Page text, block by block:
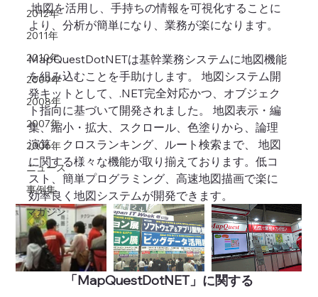
2012年
2011年
2010年
2009年
2008年
2007年
2006年
ニュース
事例集
マガジン
地図を活用し、手持ちの情報を可視化することに
より、分析が簡単になり、業務が楽になります。
MapQuestDotNETは基幹業務システムに地図機能
を組み込むことを手助けします。 地図システム開
発キットとして、.NET完全対応かつ、オブジェク
ト指向に基づいて開発されました。 地図表示・編
集、縮小・拡大、スクロール、色塗りから、論理
演算、クロスランキング、ルート検索まで、 地図
に関する様々な機能が取り揃えております。低コ
スト、簡単プログラミング、高速地図描画で楽に
効率良く地図システムが開発できます。
「MapQuestDotNET」に関する